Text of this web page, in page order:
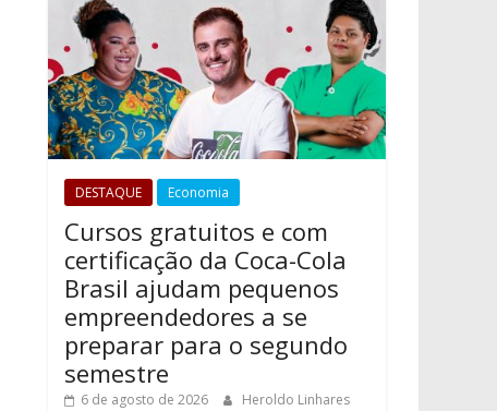
DESTAQUE Economia
Cursos gratuitos e com
certificação da Coca-Cola
Brasil ajudam pequenos
empreendedores a se
preparar para o segundo
semestre
6 de agosto de 2026
Heroldo Linhares